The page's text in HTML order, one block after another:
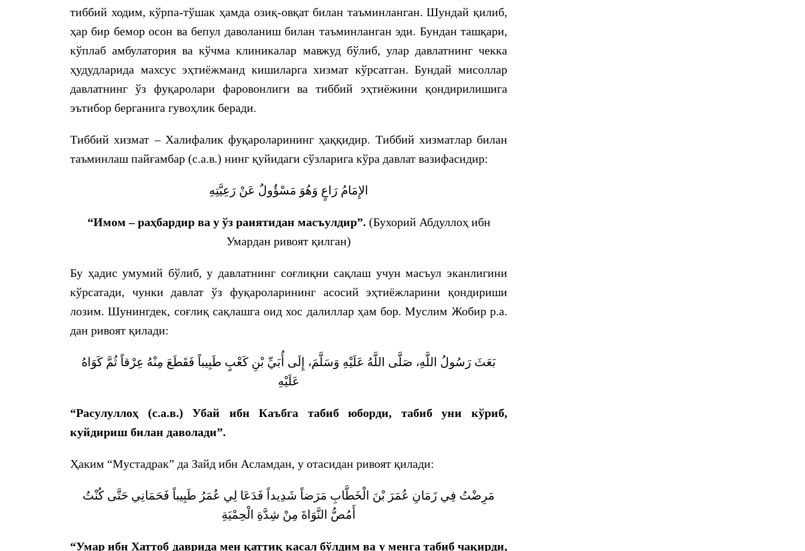
тиббий ходим, кўрпа-тўшак ҳамда озиқ-овқат билан таъминланган. Шундай қилиб,
ҳар бир бемор осон ва бепул даволаниш билан таъминланган эди. Бундан ташқари,
кўплаб амбулатория ва кўчма клиникалар мавжуд бўлиб, улар давлатнинг чекка
ҳудудларида махсус эҳтиёжманд кишиларга хизмат кўрсатган. Бундай мисоллар
давлатнинг ўз фуқаролари фаровонлиги ва тиббий эҳтиёжини қондирилишига
эътибор берганига гувоҳлик беради.
Тиббий хизмат – Халифалик фуқароларининг ҳаққидир. Тиббий хизматлар билан
таъминлаш пайғамбар (с.а.в.) нинг қуйидаги сўзларига кўра давлат вазифасидир:
الإِمَامُ رَاعٍ وَهُوَ مَسْؤُولٌ عَنْ رَعِيَّتِهِ
“Имом – раҳбардир ва у ўз раиятидан масъулдир”. (Бухорий Абдуллоҳ ибн
Умардан ривоят қилган)
Бу ҳадис умумий бўлиб, у давлатнинг соғлиқни сақлаш учун масъул эканлигини
кўрсатади, чунки давлат ўз фуқароларининг асосий эҳтиёжларини қондириши
лозим. Шунингдек, соғлиқ сақлашга оид хос далиллар ҳам бор. Муслим Жобир р.а.
дан ривоят қилади:
بَعَثَ رَسُولُ اللَّهِ، صَلَّى اللَّهُ عَلَيْهِ وَسَلَّمَ، إِلَى أُبَيِّ بْنِ كَعْبٍ طَبِيباً فَقَطَعَ مِنْهُ عِرْقاً ثُمَّ كَوَاهُ
عَلَيْهِ
“Расулуллоҳ (с.а.в.) Убай ибн Каъбга табиб юборди, табиб уни кўриб,
куйдириш билан даволади”.
Ҳаким “Мустадрак” да Зайд ибн Асламдан, у отасидан ривоят қилади:
مَرِضْتُ فِي زَمَانِ عُمَرَ بْنَ الْخَطَّابِ مَرَضاً شَدِيداً فَدَعَا لِي عُمَرُ طَبِيباً فَحَمَانِي حَتَّى كُنْتُ
أَمُصُّ النَّوَاةَ مِنْ شِدَّةِ الْحِمْيَةِ
“Умар ибн Хаттоб даврида мен қаттиқ касал бўлдим ва у менга табиб чақирди,